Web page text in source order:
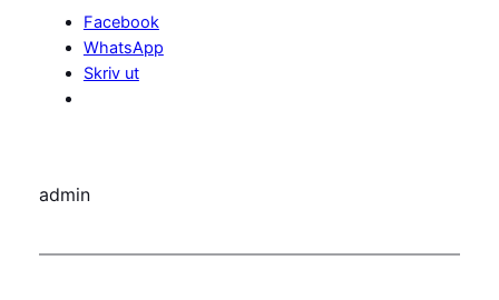
Facebook
WhatsApp
Skriv ut
admin